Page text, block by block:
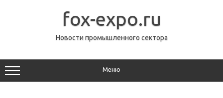
fox-expo.ru
Новости промышленного сектора
Меню